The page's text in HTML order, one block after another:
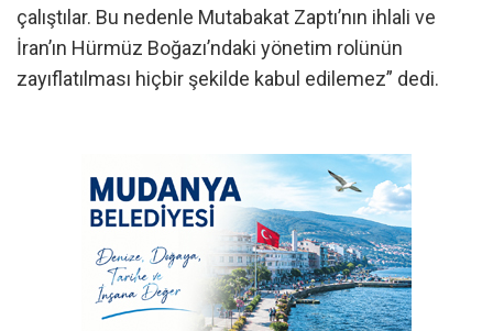
çalıştılar. Bu nedenle Mutabakat Zaptı’nın ihlali ve
İran’ın Hürmüz Boğazı’ndaki yönetim rolünün
zayıflatılması hiçbir şekilde kabul edilemez” dedi.